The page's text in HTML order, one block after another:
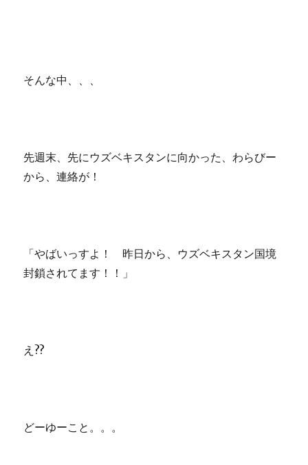
そんな中、、、
先週末、先にウズベキスタンに向かった、わらびー
から、連絡が！
「やばいっすよ！ 昨日から、ウズベキスタン国境
封鎖されてます！！」
え??
どーゆーこと。。。